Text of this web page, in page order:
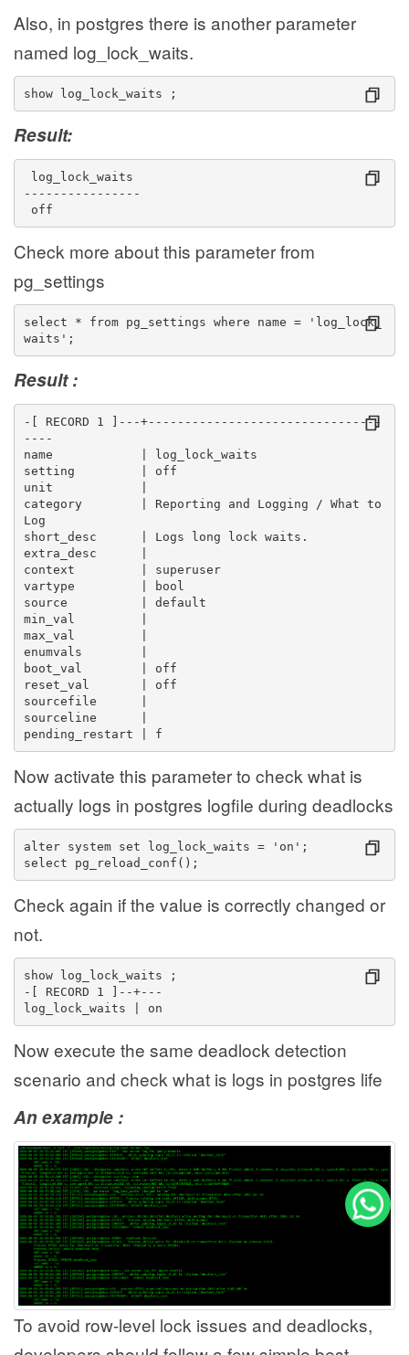
Also, in postgres there is another parameter
named log_lock_waits.
show log_lock_waits ;
Result:
log_lock_waits
----------------
off
Check more about this parameter from
pg_settings
select * from pg_settings where name = 'log_lock_
waits';
Result :
-[ RECORD 1 ]---+--------------------------------
----
name            | log_lock_waits
setting         | off
unit            |
category        | Reporting and Logging / What to
Log
short_desc      | Logs long lock waits.
extra_desc      |
context         | superuser
vartype         | bool
source          | default
min_val         |
max_val         |
enumvals        |
boot_val        | off
reset_val       | off
sourcefile      |
sourceline      |
pending_restart | f
Now activate this parameter to check what is
actually logs in postgres logfile during deadlocks
alter system set log_lock_waits = 'on';
select pg_reload_conf();
Check again if the value is correctly changed or
not.
show log_lock_waits ;
-[ RECORD 1 ]--+---
log_lock_waits | on
Now execute the same deadlock detection
scenario and check what is logs in postgres life
An example :
To avoid row-level lock issues and deadlocks,